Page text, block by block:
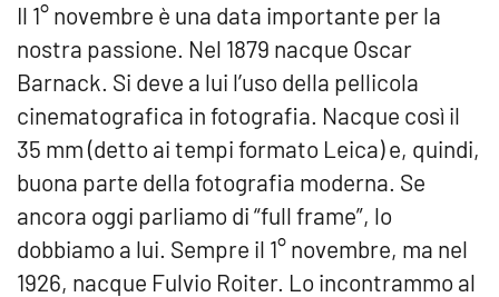
Il 1° novembre è una data importante per la
nostra passione. Nel 1879 nacque Oscar
Barnack. Si deve a lui l’uso della pellicola
cinematografica in fotografia. Nacque così il
35 mm (detto ai tempi formato Leica) e, quindi,
buona parte della fotografia moderna. Se
ancora oggi parliamo di “full frame”, lo
dobbiamo a lui. Sempre il 1° novembre, ma nel
1926, nacque Fulvio Roiter. Lo incontrammo al